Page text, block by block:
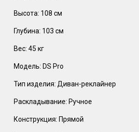
Высота: 108 см
Глубина: 103 см
Вес: 45 кг
Модель: DS Pro
Тип изделия: Диван-реклайнер
Раскладывание: Ручное
Конструкция: Прямой